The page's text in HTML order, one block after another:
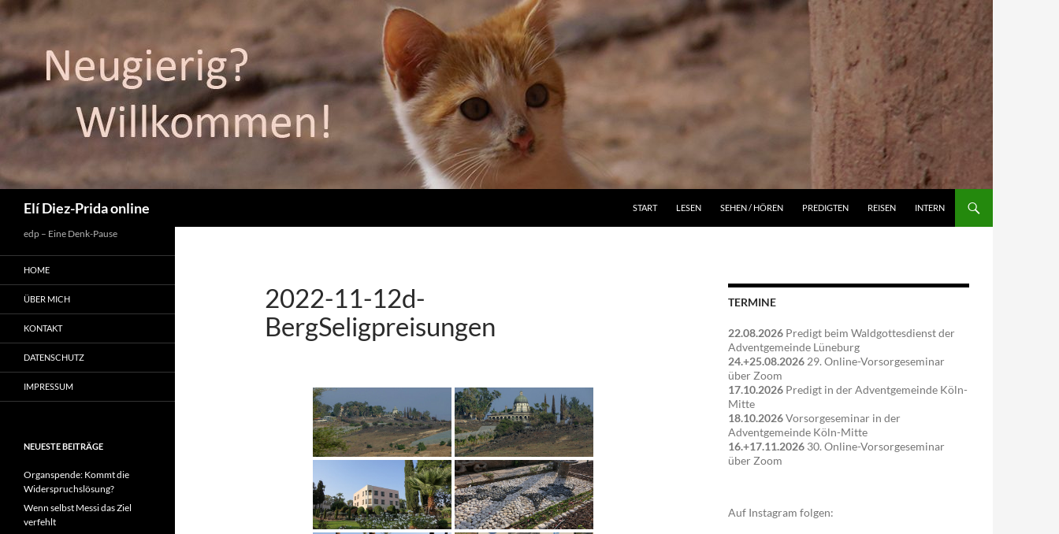
Elí Diez-Prida online
START
LESEN SEHEN / HÖREN PREDIGTEN REISEN INTERN
2022-11-12d-
BergSeligpreisungen
TERMINE
22.08.2026 Predigt beim Waldgottesdienst der
Adventgemeinde Lüneburg
24.+25.08.2026 29. Online-Vorsorgeseminar
über Zoom
17.10.2026 Predigt in der Adventgemeinde Köln-
Mitte
18.10.2026Vorsorgeseminar in der
Adventgemeinde Köln-Mitte
16.+17.11.2026 30. Online-Vorsorgeseminar
über Zoom
Auf Instagram folgen:
edp – Eine Denk-Pause
HOME
ÜBER MICH
KONTAKT
DATENSCHUTZ
IMPRESSUM
NEUESTE BEITRÄGE
Organspende: Kommt die
Widerspruchslösung?
Wenn selbst Messi das Ziel
verfehlt